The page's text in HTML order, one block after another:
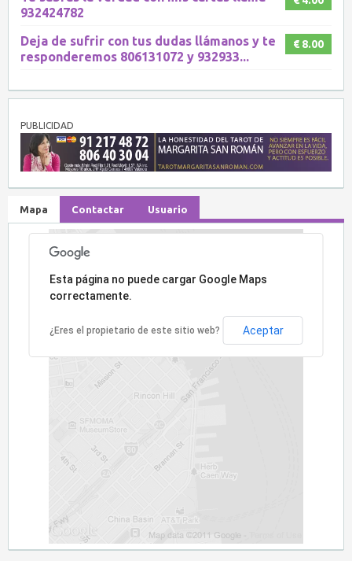
932424782
€ 8.00
Deja de sufrir con tus dudas llámanos y te
responderemos 806131072 y 932933...
PUBLICIDAD
Mapa Contactar Usuario
Lo sentimos, la dirección no ha sido encontrada.
Esta página no puede cargar Google Maps
correctamente.
¿Eres el propietario de este sitio web? Aceptar